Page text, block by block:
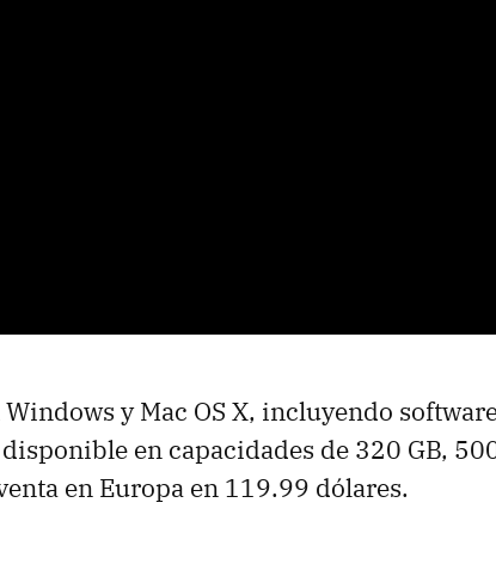
y Mac OS X, incluyendo
en capacidades de 320 GB,
en Europa en 119.99 dólares.